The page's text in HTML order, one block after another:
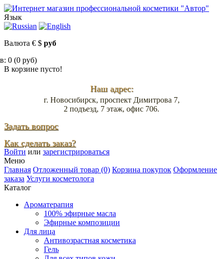
Язык
Валюта € $ руб
0 (0 руб)
В корзине пусто!
Наш адрес:
г. Новосибирск, проспект Димитрова 7,
2 подъезд, 7 этаж, офис 706.
Задать вопрос
Как сделать заказ?
Войти или зарегистрироваться
Меню
Главная Отложенный товар (0) Корзина покупок Оформление
заказа Услуги косметолога
Каталог
Ароматерапия
100% эфирные масла
Эфирные композиции
Для лица
Антивозрастная косметика
Гель